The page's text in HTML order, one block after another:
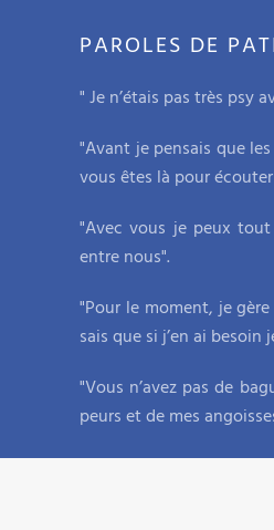
PAROLES DE
" Je n’étais pas très psy
"Avant je pensais que
vous êtes là pour
"Avec vous je peux
entre nous".
"Pour le moment, je
sais que si j’en ai
"Vous n’avez pas de
peurs et de mes